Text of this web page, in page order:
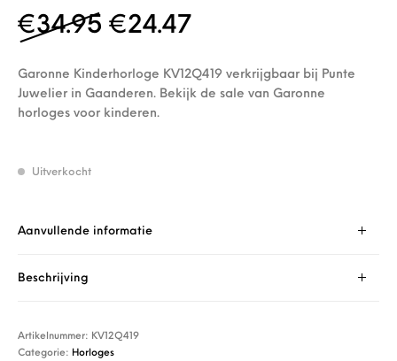
€34.95 Oorspronkelijke prijs
€24.47Huidige prijs is:
Garonne Kinderhorloge KV12Q419 verkrijgbaar bij Punte
Juwelier in Gaanderen. Bekijk de sale van Garonne
horloges voor kinderen.
Uitverkocht
Aanvullende informatie
Beschrijving
Artikelnummer: KV12Q419
Categorie: Horloges